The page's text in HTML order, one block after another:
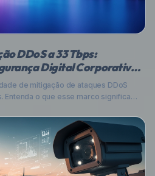
DDoS a 33 Tbps:
Digital Corporativa
de mitigação de ataques DDoS
Entenda o que esse marco significa
organização pode se proteger em um
mais complexo e volumoso.